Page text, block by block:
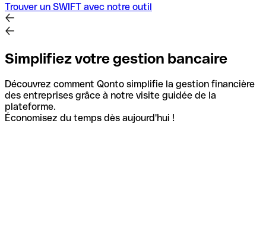
Trouver un SWIFT avec notre outil
Simplifiez votre gestion bancaire
Découvrez comment Qonto simplifie la gestion financière
des entreprises grâce à notre visite guidée de la
plateforme.
Économisez du temps dès aujourd'hui !